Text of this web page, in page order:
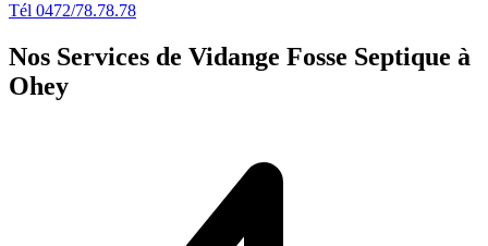
Tél 0472/78.78.78
Nos Services de Vidange Fosse Septique à
Ohey